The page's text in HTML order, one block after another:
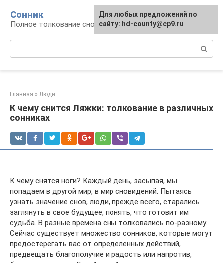
контенту
Сонник
Полное толкование снов
Главная » Люди
К чему снится Ляжки: толкование в различных
сонниках
К чему снятся ноги? Каждый день, засыпая, мы
попадаем в другой мир, в мир сновидений. Пытаясь
узнать значение снов, люди, прежде всего, старались
заглянуть в свое будущее, понять, что готовит им
судьба. В разные времена сны толковались по-разному.
Сейчас существует множество сонников, которые могут
предостерегать вас от определенных действий,
предвещать благополучие и радость или напротив,
Для любых предложений по
сайту: hd-county@cp9.ru